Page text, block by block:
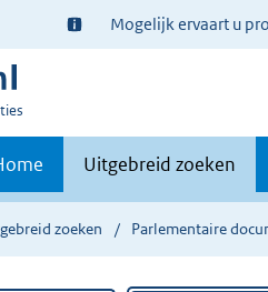
Ter
informatie:
Mogelijk ervaart u
Uitgebreid zoeken
zoeken Parlementaire